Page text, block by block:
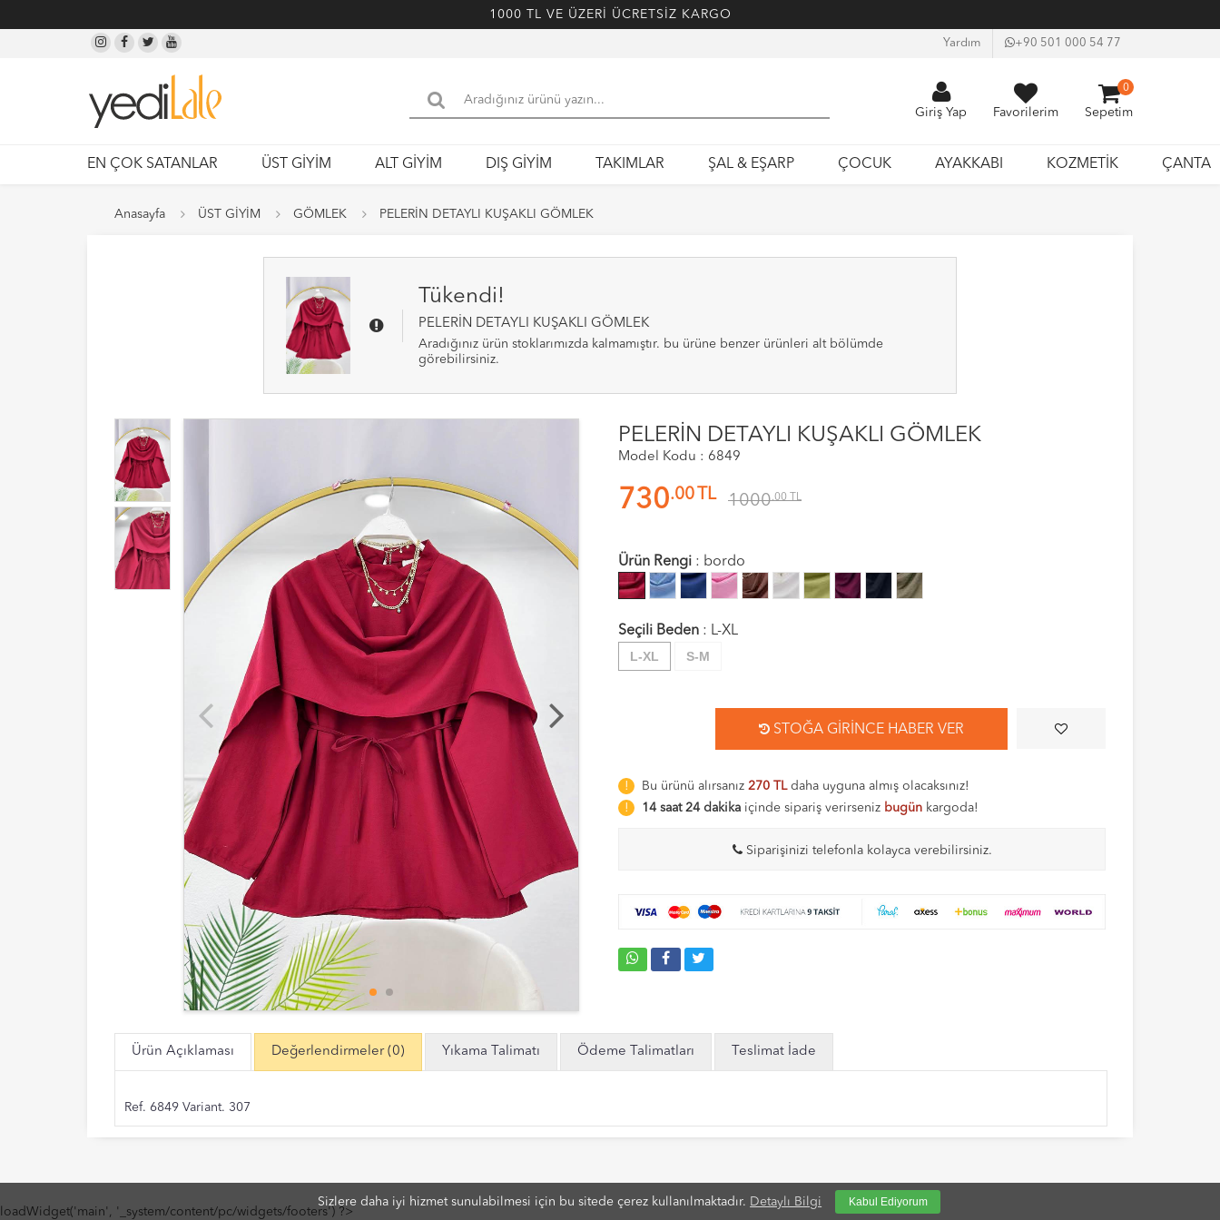
1000 TL VE ÜZERİ ÜCRETSİZ KARGO
Yardım +90 501 000 54 77
Giriş Yap Favorilerim Sepetim
0
EN ÇOK SATANLAR ÜST GİYİM ALT GİYİM DIŞ GİYİM TAKIMLAR ŞAL & EŞARP ÇOCUK AYAKKABI KOZMETİK ÇANTA
Anasayfa ÜST GİYİM GÖMLEK PELERİN DETAYLI KUŞAKLI GÖMLEK
Tükendi!
PELERİN DETAYLI KUŞAKLI GÖMLEK
aradığınız ürün stoklarımızda kalmamıştır. bu ürüne benzer ürünleri alt bölümde
görebilirsiniz.
PELERİN DETAYLI KUŞAKLI GÖMLEK
Model Kodu : 6849
730.00 TL 1000.00 TL
Ürün Rengi : bordo
Seçili Beden : L-XL
L-XL
S-M
STOĞA GIRINCE HABER VER
Bu ürünü alırsanız 270 TLdaha uyguna almış olacaksınız!
14 saat 24 dakika içinde sipariş verirseniz bugün kargoda!
Siparişinizi telefonla kolayca verebilirsiniz.
Ürün Açıklaması Değerlendirmeler (0) Yıkama Talimatı Ödeme Talimatları Teslimat İade
Ref. 6849 Variant. 307
loadWidget('main', '_system/content/pc/widgets/footers') ?>
Sizlere daha iyi hizmet sunulabilmesi için bu sitede çerez kullanılmaktadır. Detaylı Bilgi Kabul Ediyorum